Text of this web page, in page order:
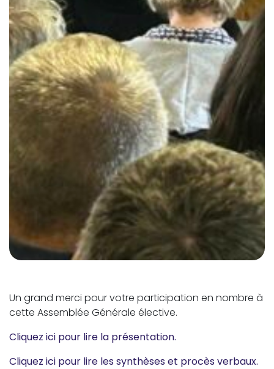
Un grand merci pour votre participation en nombre à
cette Assemblée Générale élective.
Cliquez ici pour lire la présentation.
Cliquez ici pour lire les synthèses et procès verbaux.